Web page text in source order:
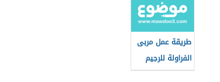
طريقة عمل مربى
الفراولة للرجيم